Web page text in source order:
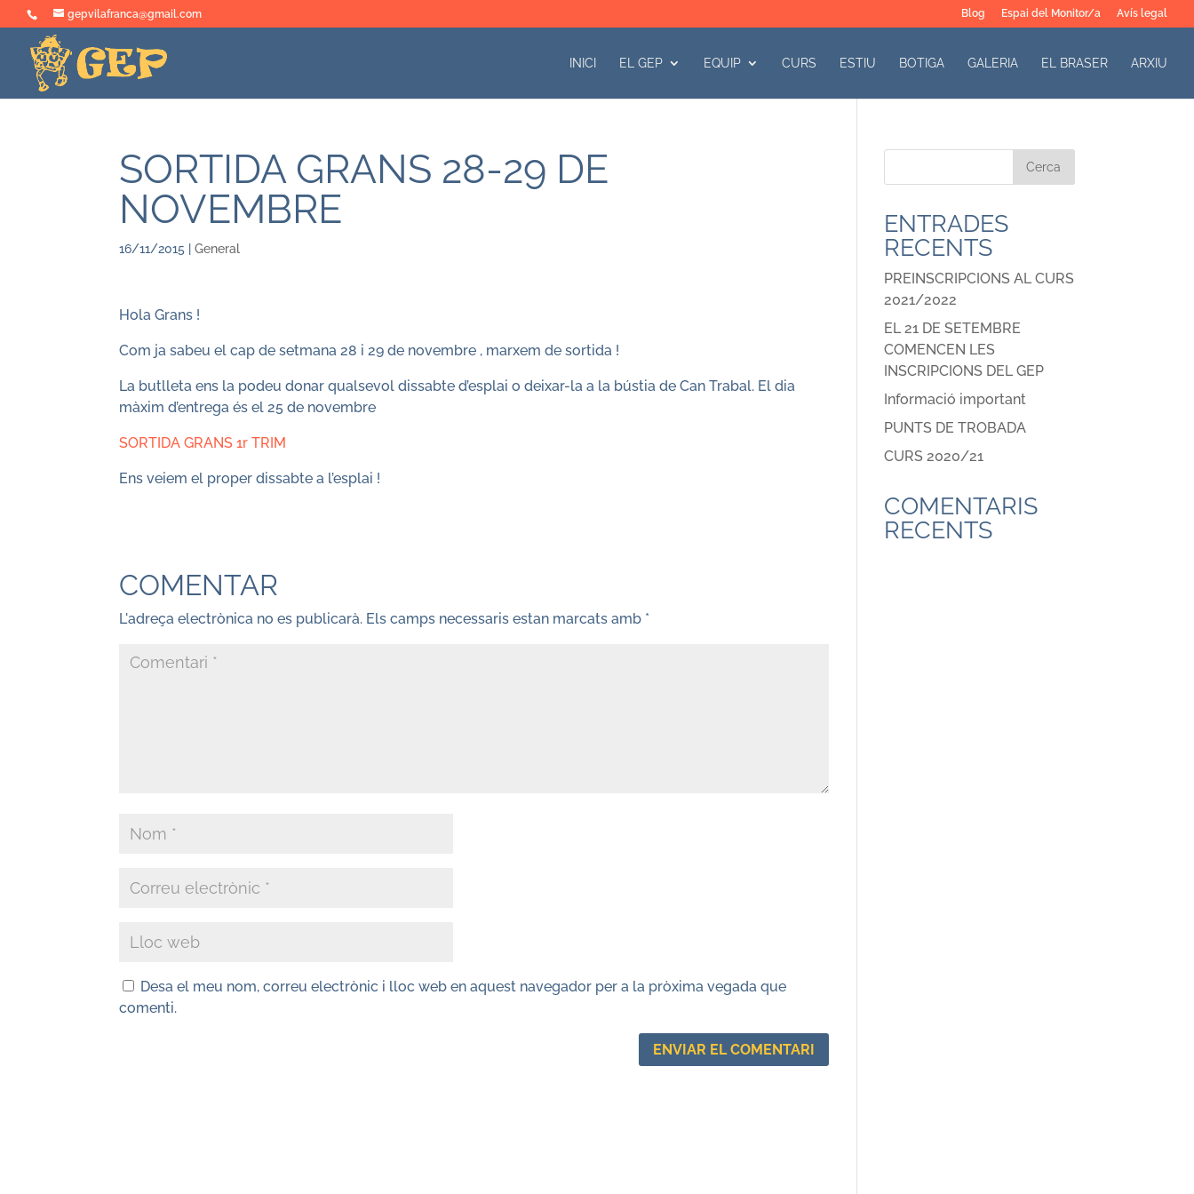
gepvilafranca@gmail.com Blog Espai del Monitor/a Avís legal
INICI EL GEP EQUIP CURS ESTIU BOTIGA GALERIA EL BRASER ARXIU
SORTIDA GRANS 28-29 DE
NOVEMBRE
16/11/2015 |General
Hola Grans !
Com ja sabeu el cap de setmana 28 i 29 de novembre , marxem de sortida !
La butlleta ens la podeu donar qualsevol dissabte d’esplai o deixar-la a la bústia de Can Trabal. El dia
màxim d’entrega és el 25 de novembre
SORTIDA GRANS 1r TRIM
Ens veiem el proper dissabte a l’esplai !
COMENTAR
L'adreça electrònica no es publicarà. Els camps necessaris estan marcats amb *
Desa el meu nom, correu electrònic i lloc web en aquest navegador per a la pròxima vegada que
comenti.
ENTRADES
RECENTS
PREINSCRIPCIONS AL CURS
2021/2022
EL 21 DE SETEMBRE
COMENCEN LES
INSCRIPCIONS DEL GEP
Informació important
PUNTS DE TROBADA
CURS 2020/21
COMENTARIS
RECENTS